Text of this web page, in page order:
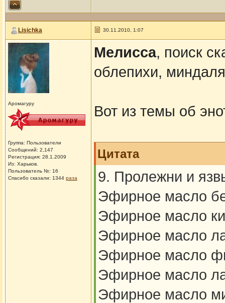
Lisichka 30.11.2010, 1:07
Аромагуру
Группа: Пользователи
Сообщений: 2,147
Регистрация: 28.1.2009
Из: Харьков.
Пользователь №: 16
Спасибо сказали: 1344 раза
Мелисса, поиск
облепихи,
Вот из темы об
Цитата
9. Пролежни и
Эфирное масло
Эфирное масло
Эфирное масло
Эфирное масло
Эфирное масло
Эфирное масло